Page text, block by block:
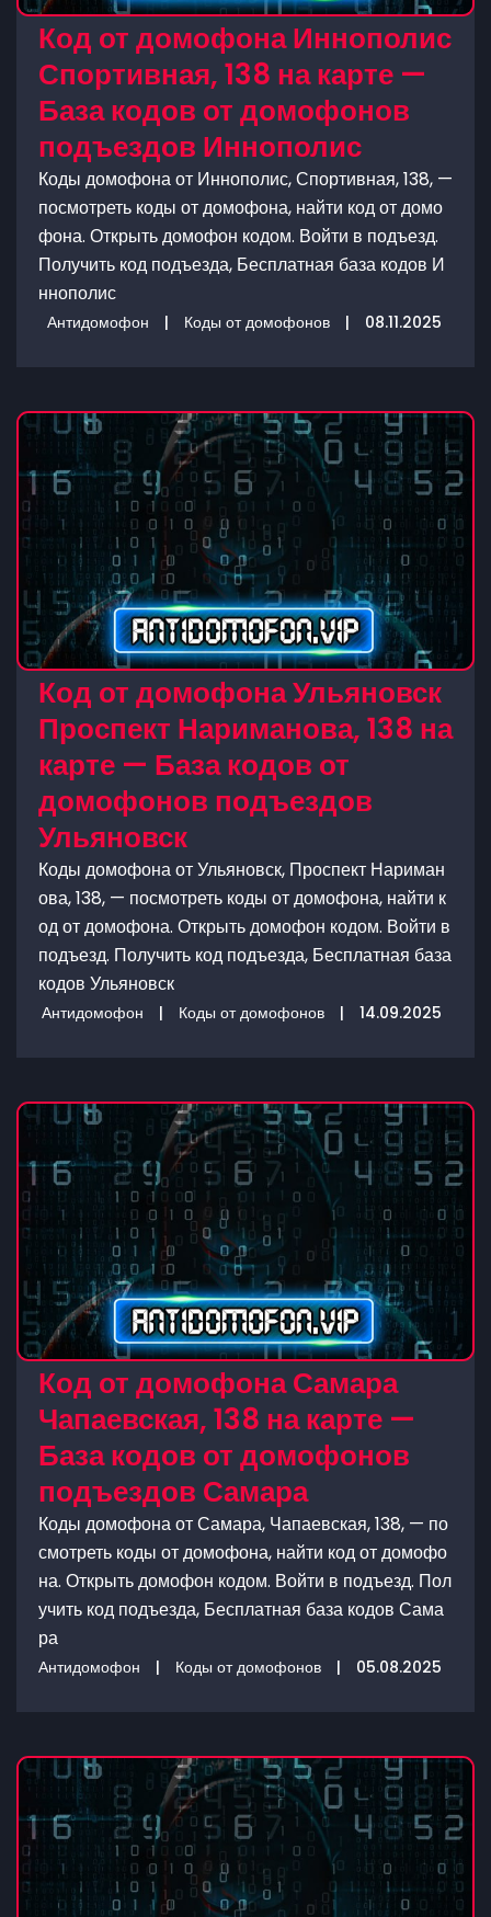
Код от домофона Иннополис
Спортивная, 138 на карте —
База кодов от домофонов
подъездов Иннополис
Коды домофона от Иннополис, Спортивная, 138, —
посмотреть коды от домофона, найти код от домо
фона. Открыть домофон кодом. Войти в подъезд.
Получить код подъезда, Бесплатная база кодов И
ннополис
Антидомофон | Коды от домофонов | 08.11.2025
Код от домофона Ульяновск
Проспект Нариманова, 138 на
карте — База кодов от
домофонов подъездов
Ульяновск
Коды домофона от Ульяновск, Проспект Нариман
ова, 138, — посмотреть коды от домофона, найти к
од от домофона. Открыть домофон кодом. Войти в
подъезд. Получить код подъезда, Бесплатная база
кодов Ульяновск
Антидомофон | Коды от домофонов | 14.09.2025
Код от домофона Самара
Чапаевская, 138 на карте —
База кодов от домофонов
подъездов Самара
Коды домофона от Самара, Чапаевская, 138, — по
смотреть коды от домофона, найти код от домофо
на. Открыть домофон кодом. Войти в подъезд. Пол
учить код подъезда, Бесплатная база кодов Сама
ра
Антидомофон | Коды от домофонов | 05.08.2025